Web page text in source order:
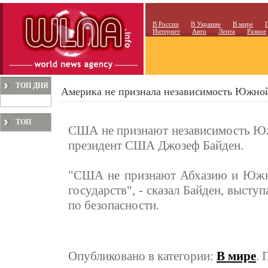
В России В Украине В мире
Интернет
Авто Лента Разное
ТОП ДНЯ
ТОП
Америка не признала независимость
США не признают независимость
президент США Джозеф Байден.
"США не признают Абхазию и
государств", - сказал Байден,
по безопасности.
Опубликовано в категории: В мире.